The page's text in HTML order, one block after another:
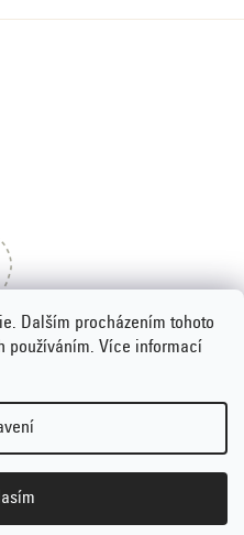
Dalším procházením tohoto
používáním. Více informací
cookies